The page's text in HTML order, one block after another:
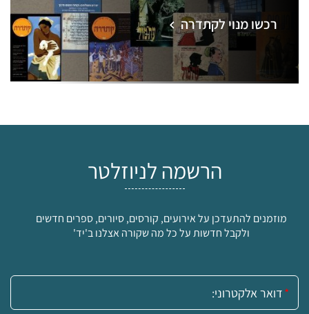
רכשו מנוי לקתדרה
הרשמה לניוזלטר
מוזמנים להתעדכן על אירועים, קורסים, סיורים, ספרים חדשים
ולקבל חדשות על כל מה שקורה אצלנו ב'יד'
אימייל: